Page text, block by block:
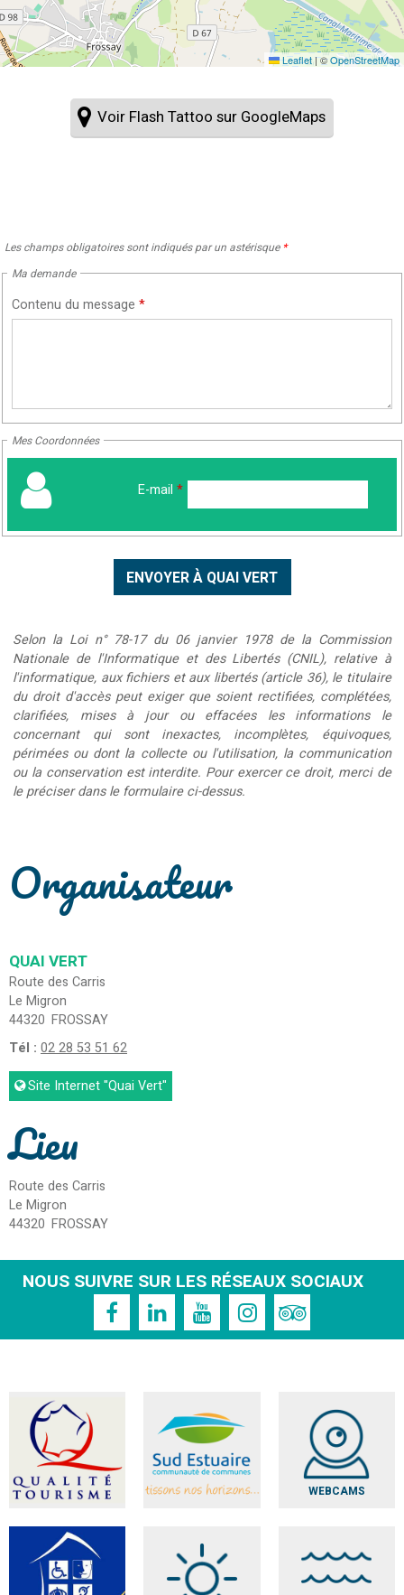
Leaflet|©OpenStreetMap
Voir Flash Tattoo sur GoogleMaps
Les champs obligatoires sont indiqués par un astérisque *
Ma demande
Contenu du message *
Mes Coordonnées
E-mail *
Selon la Loi n° 78-17 du 06 janvier 1978 de la Commission
Nationale de l'Informatique et des Libertés (CNIL), relative à
l'informatique, aux fichiers et aux libertés (article 36), le titulaire
du droit d'accès peut exiger que soient rectifiées, complétées,
clarifiées, mises à jour ou effacées les informations le
concernant qui sont inexactes, incomplètes, équivoques,
périmées ou dont la collecte ou l'utilisation, la communication
ou la conservation est interdite. Pour exercer ce droit, merci de
le préciser dans le formulaire ci-dessus.
Organisateur
QUAI VERT
Route des Carris
Le Migron
44320 FROSSAY
Tél : 02 28 53 51 62
Site Internet"Quai Vert"
Lieu
Route des Carris
Le Migron
44320 FROSSAY
NOUS SUIVRE SUR LES RÉSEAUX SOCIAUX
WEBCAMS